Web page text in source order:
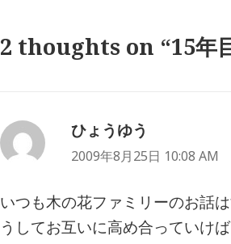
2 thoughts on “15年
ひょうゆう
り:
2009年8月25日 10:08 AM
いつも木の花ファミリーのお話
うしてお互いに高め合っていけ